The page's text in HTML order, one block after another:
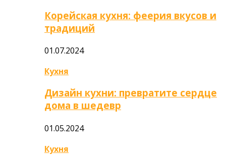
Корейская кухня: феерия вкусов и
традиций
01.07.2024
Кухня
Дизайн кухни: превратите сердце
дома в шедевр
01.05.2024
Кухня